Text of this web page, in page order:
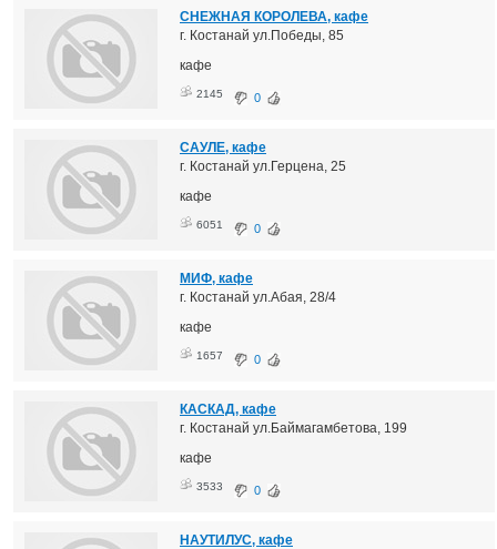
СНЕЖНАЯ КОРОЛЕВА, кафе
г. Костанай ул.Победы, 85
кафе
2145 0
САУЛЕ, кафе
г. Костанай ул.Герцена, 25
кафе
6051 0
МИФ, кафе
г. Костанай ул.Абая, 28/4
кафе
1657 0
КАСКАД, кафе
г. Костанай ул.Баймагамбетова, 199
кафе
3533 0
НАУТИЛУС, кафе